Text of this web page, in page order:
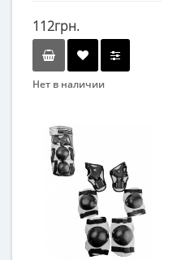
112грн.
Нет в наличии
Аксессуары
Комбинированный